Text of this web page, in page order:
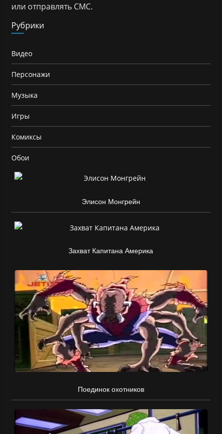
или отправлять СМС.
Рубрики
Видео
Персонажи
Музыка
Игры
Комиксы
Обои
Элисон Монгрейн
Захват Капитана Америка
Поединок охотников